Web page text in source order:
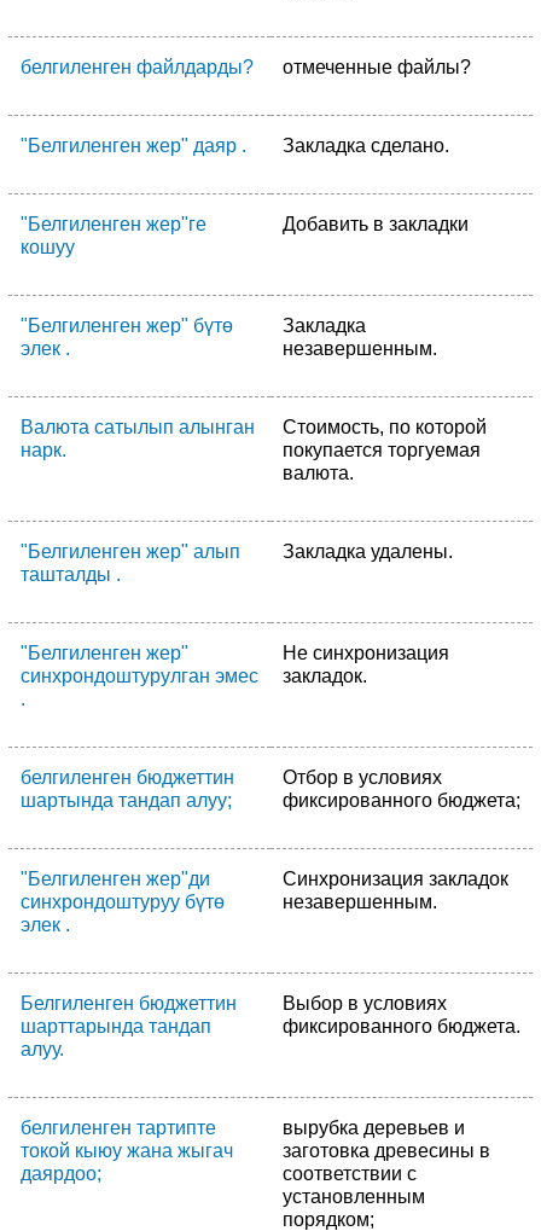
белгиленген файлдарды? отмеченные файлы?
"Белгиленген жер" даяр . Закладка сделано.
"Белгиленген жер"ге
кошуу
Добавить в закладки
"Белгиленген жер" бүтө
элек .
Закладка
незавершенным.
Валюта сатылып алынган
нарк.
Стоимость, по которой
покупается торгуемая
валюта.
"Белгиленген жер" алып
ташталды .
Закладка удалены.
"Белгиленген жер"
синхрондоштурулган эмес
.
Не синхронизация
закладок.
белгиленген бюджеттин
шартында тандап алуу;
Отбор в условиях
фиксированного бюджета;
"Белгиленген жер"ди
синхрондоштуруу бүтө
элек .
Синхронизация закладок
незавершенным.
Белгиленген бюджеттин
шарттарында тандап
алуу.
Выбор в условиях
фиксированного бюджета.
белгиленген тартипте
токой кыюу жана жыгач
даярдоо;
вырубка деревьев и
заготовка древесины в
соответствии с
установленным
порядком;